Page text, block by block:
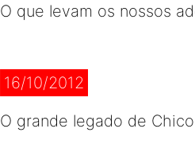
O que levam os nossos
16/10/2012
O grande legado de